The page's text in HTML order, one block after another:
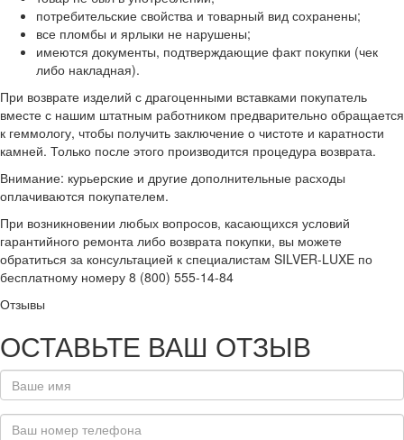
потребительские свойства и товарный вид сохранены;
все пломбы и ярлыки не нарушены;
имеются документы, подтверждающие факт покупки (чек
либо накладная).
При возврате изделий с драгоценными вставками покупатель
вместе с нашим штатным работником предварительно обращается
к геммологу, чтобы получить заключение о чистоте и каратности
камней. Только после этого производится процедура возврата.
Внимание: курьерские и другие дополнительные расходы
оплачиваются покупателем.
При возникновении любых вопросов, касающихся условий
гарантийного ремонта либо возврата покупки, вы можете
обратиться за консультацией к специалистам SILVER-LUXE по
бесплатному номеру 8 (800) 555-14-84
Отзывы
ОСТАВЬТЕ ВАШ ОТЗЫВ